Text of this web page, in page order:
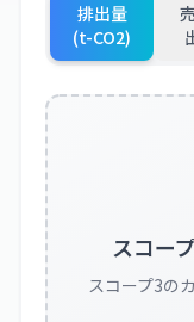
排出量
(t-CO2)
スコー
スコープ3の